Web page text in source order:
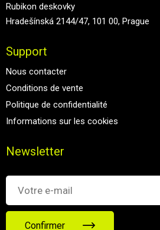
Rubikon deskovky
Hradešínská 2144/47, 101 00, Prague
Support
Nous contacter
Conditions de vente
Politique de confidentialité
Informations sur les cookies
Newsletter
Confirmer